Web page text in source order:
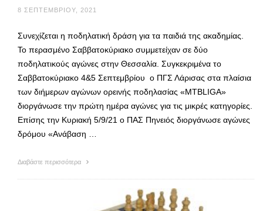
8 ΣΕΠΤΕΜΒΡΊΟΥ, 2021
Συνεχίζεται η ποδηλατική δράση για τα παιδιά της ακαδημίας.
Το περασμένο Σαββατοκύριακο συμμετείχαν σε δύο
ποδηλατικούς αγώνες στην Θεσσαλία. Συγκεκριμένα το
Σαββατοκύριακο 4&5 Σεπτεμβρίου ο ΠΓΣ Λάρισας στα πλαίσια
των διήμερων αγώνων ορεινής ποδηλασίας «MTBLIGA»
διοργάνωσε την πρώτη ημέρα αγώνες για τις μικρές κατηγορίες.
Επίσης την Κυριακή 5/9/21 ο ΠΑΣ Πηνειός διοργάνωσε αγώνες
δρόμου «Ανάβαση …
Διαβάστε περισσότερα